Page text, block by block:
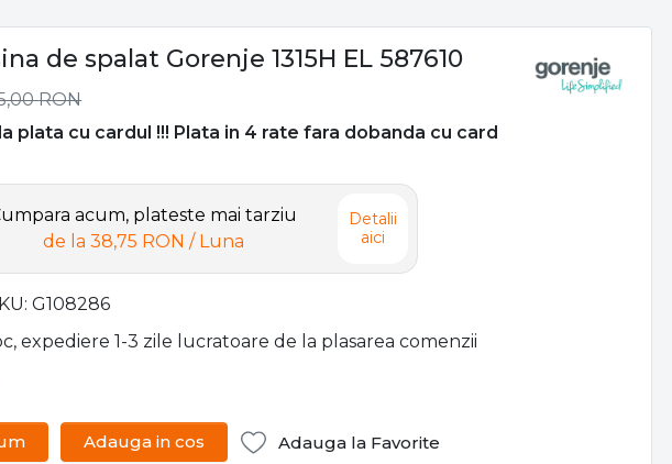
de spalat Gorenje 1315H EL 587610
RON
plata cu cardul !!! Plata in 4 rate fara dobanda cu card
acum, plateste mai tarziu
de la 38,75 RON / Luna
Detalii
aici
G108286
expediere 1-3 zile lucratoare de la plasarea comenzii
Adauga in cos Adauga la Favorite